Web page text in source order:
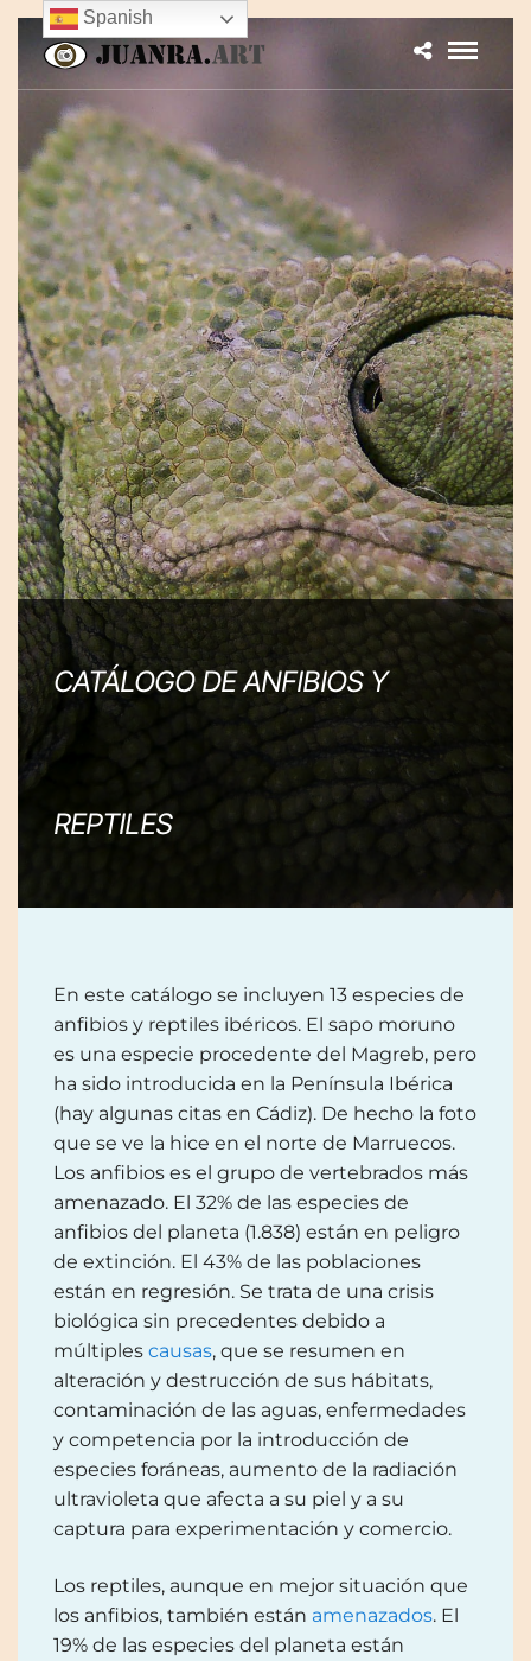
CATÁLOGO DE ANFIBIOS Y
REPTILES
En este catálogo se incluyen 13 especies de
anfibios y reptiles ibéricos. El sapo moruno
es una especie procedente del Magreb, pero
ha sido introducida en la Península Ibérica
(hay algunas citas en Cádiz). De hecho la foto
que se ve la hice en el norte de Marruecos.
Los anfibios es el grupo de vertebrados más
amenazado. El 32% de las especies de
anfibios del planeta (1.838) están en peligro
de extinción. El 43% de las poblaciones
están en regresión. Se trata de una crisis
biológica sin precedentes debido a
múltiples causas, que se resumen en
alteración y destrucción de sus hábitats,
contaminación de las aguas, enfermedades
y competencia por la introducción de
especies foráneas, aumento de la radiación
ultravioleta que afecta a su piel y a su
captura para experimentación y comercio.
Los reptiles, aunque en mejor situación que
los anfibios, también están amenazados. El
19% de las especies del planeta están
Spanish